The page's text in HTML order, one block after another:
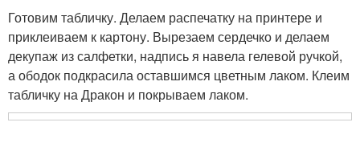
Готовим табличку. Делаем распечатку на принтере и
приклеиваем к картону. Вырезаем сердечко и делаем
декупаж из салфетки, надпись я навела гелевой ручкой,
а ободок подкрасила оставшимся цветным лаком. Клеим
табличку на Дракон и покрываем лаком.